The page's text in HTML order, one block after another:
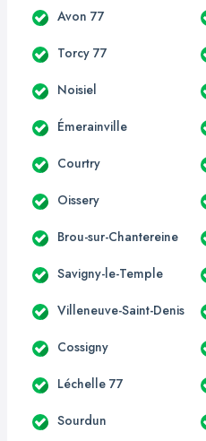
Avon 77
Torcy 77
Noisiel
Émerainville
Courtry
Oissery
Brou-sur-Chantereine
Savigny-le-Temple
Villeneuve-Saint-Denis
Cossigny
Léchelle 77
Sourdun